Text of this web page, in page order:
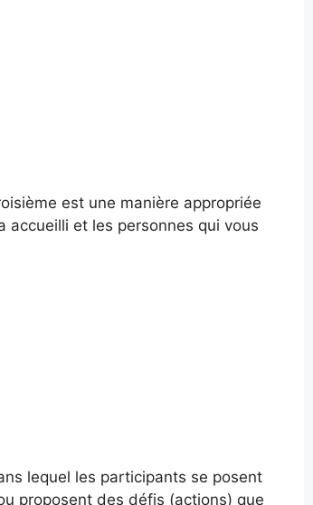
est une manière appropriée
accueilli et les personnes qui vous
lequel les participants se posent
proposent des défis (actions) que